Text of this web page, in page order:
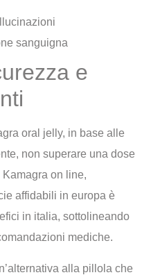
sanguigna
e
oral jelly, in base alle
non superare una dose
Kamagra on line,
affidabili in europa è
in italia, sottolineando
mediche.
alla pillola che